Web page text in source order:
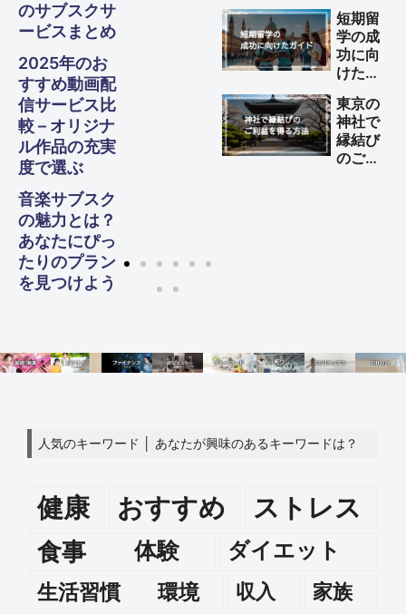
のサブスクサ
ービスまとめ
2025年のお
すすめ動画配
信サービス比
較 – オリジナ
ル作品の充実
度で選ぶ
音楽サブスク
の魅力とは？
あなたにぴっ
たりのプラン
を見つけよう
エット
を成功
させる
方法
短期留
学の成
功に向
けた完
ド
東京の
神社で
縁結び
のご利
人気のキーワード │ あなたが興味のあるキーワードは？
健康 おすすめ ストレス
食事 体験
ダイエット
生活習慣
環境 収入 家族